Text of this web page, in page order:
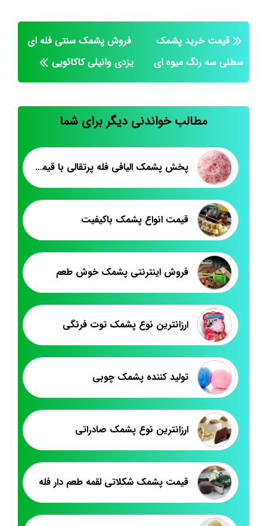
قیمت خرید پشمک
سطلی سه رنگ میوه ای
فروش پشمک سنتی فله ای
یزدی وانیلی کاکائویی
مطالب خواندنی دیگر برای شما
پخش پشمک الیافی فله پرتقالی با قیمت ارزان
قیمت انواع پشمک باکیفیت
فروش اینترنتی پشمک خوش طعم
ارزانترین نوع پشمک توت فرنگی
تولید کننده پشمک چوبی
ارزانترین نوع پشمک صادراتی
قیمت پشمک شکلاتی لقمه طعم دار فله